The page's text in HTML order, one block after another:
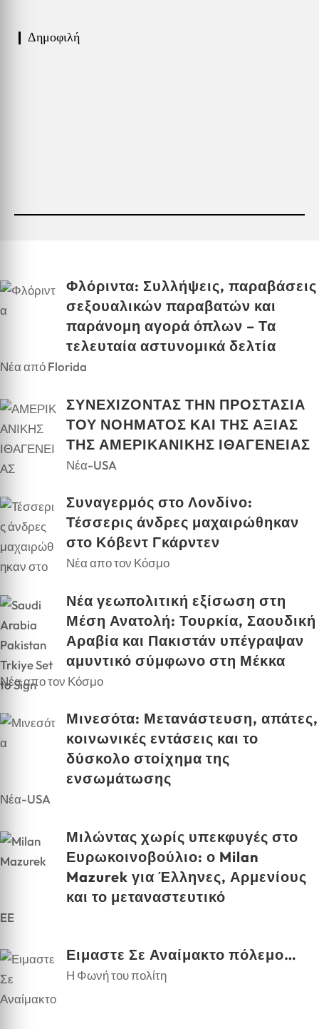
❙ Δημοφιλή
Φλόριντα: Συλλήψεις, παραβάσεις
σεξουαλικών παραβατών και
παράνομη αγορά όπλων – Τα
τελευταία αστυνομικά δελτία
Νέα από Florida
ΣΥΝΕΧΙΖΟΝΤΑΣ ΤΗΝ ΠΡΟΣΤΑΣΙΑ
ΤΟΥ ΝΟΗΜΑΤΟΣ ΚΑΙ ΤΗΣ ΑΞΙΑΣ
ΤΗΣ ΑΜΕΡΙΚΑΝΙΚΗΣ ΙΘΑΓΕΝΕΙΑΣ
Νέα-USA
Συναγερμός στο Λονδίνο:
Τέσσερις άνδρες μαχαιρώθηκαν
στο Κόβεντ Γκάρντεν
Νέα απο τον Κόσμο
Νέα γεωπολιτική εξίσωση στη
Μέση Ανατολή: Τουρκία, Σαουδική
Αραβία και Πακιστάν υπέγραψαν
αμυντικό σύμφωνο στη Μέκκα
Νέα απο τον Κόσμο
Μινεσότα: Μετανάστευση, απάτες,
κοινωνικές εντάσεις και το
δύσκολο στοίχημα της
ενσωμάτωσης
Νέα-USA
Μιλώντας χωρίς υπεκφυγές στο
Ευρωκοινοβούλιο: ο Milan
Mazurek για Έλληνες, Αρμενίους
και το μεταναστευτικό
EE
Ειμαστε Σε Αναίμακτο πόλεμο…
Η Φωνή του πολίτη